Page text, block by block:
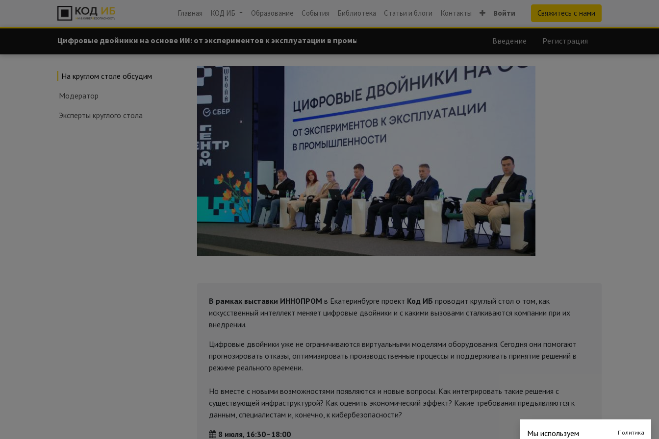
Главная КОД ИБ Образование События Библиотека Статьи и блоги Контакты Войти Свяжитесь с нами
Цифровые двойники на основе ИИ: от экспериментов к эксплуатации в промышленности Введение Регистрация
На круглом столе обсудим
Модератор
Эксперты круглого стола
В рамках выставки ИННОПРОМ в Екатеринбурге проект Код ИБ проводит круглый стол о том, как
искусственный интеллект меняет цифровые двойники и с какими вызовами сталкиваются компании при их
внедрении.
Цифровые двойники уже не ограничиваются виртуальными моделями оборудования. Сегодня они помогают
прогнозировать отказы, оптимизировать производственные процессы и поддерживать принятие решений в
режиме реального времени.
Но вместе с новыми возможностями появляются и новые вопросы. Как интегрировать такие решения с
существующей инфраструктурой? Как оценить экономический эффект? Какие требования предъявляются к
данным, специалистам и, конечно, к кибербезопасности?
8 июля, 16:30–18:00
Мы используем
Политика